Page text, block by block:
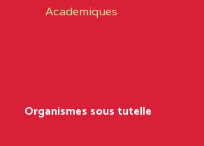
de
Academiques
Organismes sous tutelle